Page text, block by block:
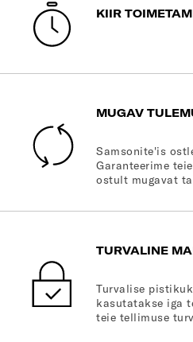
KIIR
MUGAV
Samsonite'is
Garanteerime
ostult mugavat
TURVALINE
Turvalise
kasutatakse iga
teie tellimuse